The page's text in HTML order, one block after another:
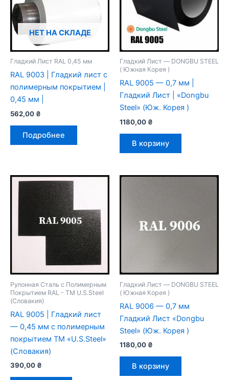
НЕТ НА СКЛАДЕ
Гладкий Лист RAL 0,45 мм
RAL 9003 | Гладкий лист с
полимерным покрытием |
0,45 мм |
562,00 ₴
Подробнее
Гладкий Лист — DONGBU STEEL
( Южная Корея )
RAL 9005 — 0,7 мм |
Гладкий Лист | «Dongbu
Steel» (Юж. Корея )
1180,00 ₴
В корзину
Рулонная Сталь с Полимерным
Покрытием RAL - TM U.S.Steel
(Словакия)
RAL 9005 | Гладкий лист
— 0,45 мм с полимерным
покрытием TM «U.S.Steel»
(Словакия)
390,00 ₴
Гладкий Лист — DONGBU STEEL
( Южная Корея )
RAL 9006 — 0,7 мм
Гладкий Лист «Dongbu
Steel» (Юж. Корея )
1180,00 ₴
В корзину